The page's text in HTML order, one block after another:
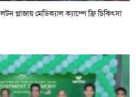
প্লাজায় মেডিক্যাল ক্যাম্পে ফ্রি চিকিৎসা